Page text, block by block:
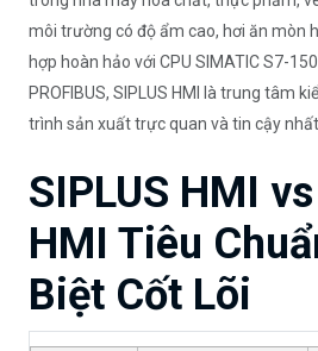
môi trường có độ ẩm cao, hơi ăn mòn
hợp hoàn hảo với CPU SIMATIC S7-
PROFIBUS, SIPLUS HMI là trung tâm
trình sản xuất trực quan và tin cậy nhất.
SIPLUS HMI
HMI Tiêu
Biệt Cốt Lõi